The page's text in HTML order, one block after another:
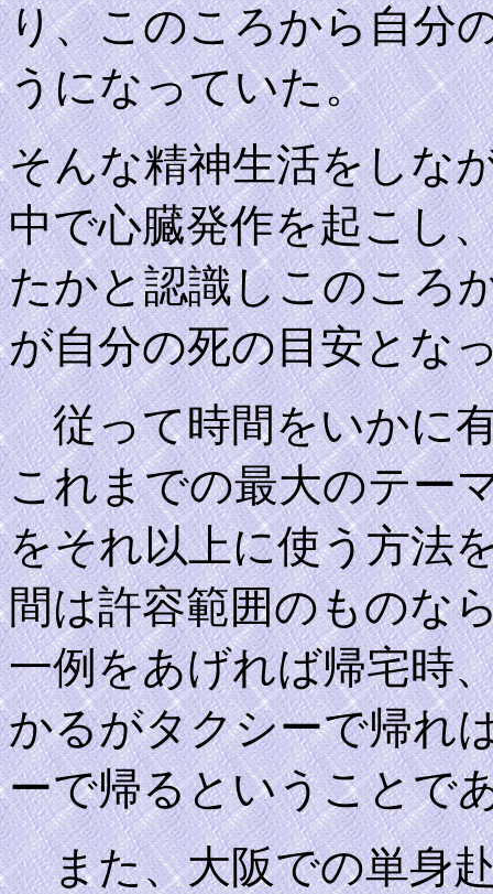
り、このころから自分
うになっていた。
そんな精神生活をしな
中で心臓発作を起こし
たかと認識しこのころ
が自分の死の目安とな
従って時間をいかに
これまでの最大のテー
をそれ以上に使う方法
間は許容範囲のものな
一例をあげれば帰宅時
かるがタクシーで帰れ
ーで帰るということで
また、大阪での単身